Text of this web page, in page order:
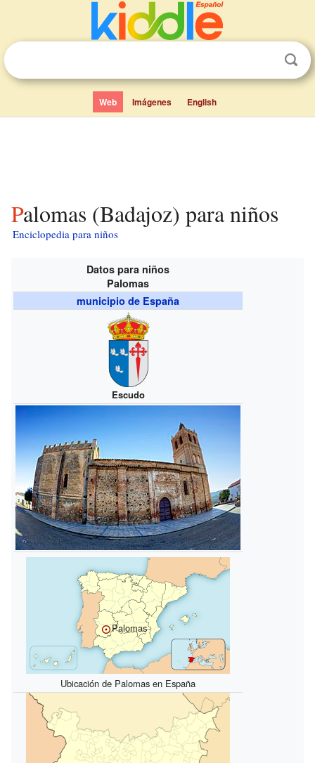
Web Imágenes English
Palomas (Badajoz) para niños
Enciclopedia para niños
Datos para niños
Palomas
municipio de España
Escudo
Palomas
Ubicación de Palomas en España